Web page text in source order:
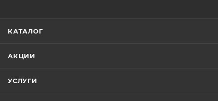
КАТАЛОГ
АКЦИИ
УСЛУГИ